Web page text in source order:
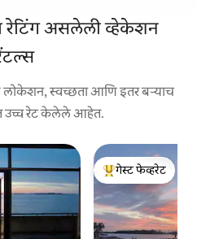
रेटिंग असलेली व्हेकेशन
स्वच्छता आणि इतर बऱ्याच
उच्च रेट केलेले आहेत.
टॉप गेस्ट फेव्हरेट
गेस्ट फेव्हरेट